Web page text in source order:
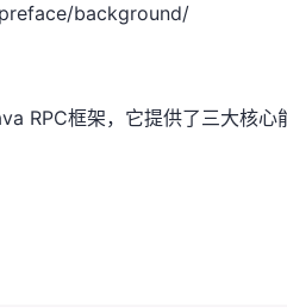
background/
RPC框架，它提供了三大核心